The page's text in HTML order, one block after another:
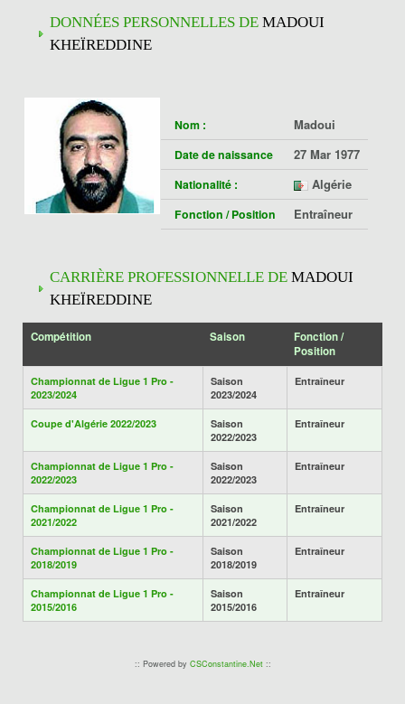
DONNÉES PERSONNELLES DE MADOUI
KHEÏREDDINE
Nom : Madoui
Date de naissance 27 Mar 1977
Nationalité : Algérie
Fonction / Position Entraîneur
CARRIÈRE PROFESSIONNELLE DE MADOUI
KHEÏREDDINE
Compétition Saison
Fonction /
Position
Championnat de Ligue 1 Pro -
2023/2024
Saison
2023/2024
Entraîneur
Coupe d'Algérie 2022/2023
Saison
2022/2023
Entraîneur
Championnat de Ligue 1 Pro -
2022/2023
Saison
2022/2023
Entraîneur
Championnat de Ligue 1 Pro -
2021/2022
Saison
2021/2022
Entraîneur
Championnat de Ligue 1 Pro -
2018/2019
Saison
2018/2019
Entraîneur
Championnat de Ligue 1 Pro -
2015/2016
Saison
2015/2016
Entraîneur
:: Powered by CSConstantine.Net::